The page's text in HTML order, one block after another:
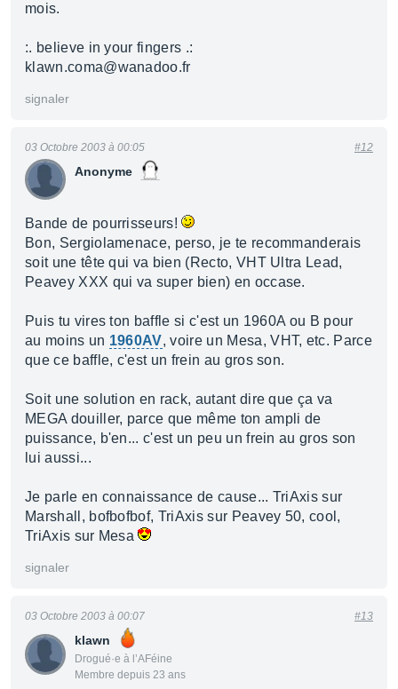
mois.
:. believe in your fingers .:
klawn.coma@wanadoo.fr
signaler
Anonyme
03 Octobre 2003 à 00:05 #12
Bande de pourrisseurs!
Bon, Sergiolamenace, perso, je te recommanderais
soit une tête qui va bien (Recto, VHT Ultra Lead,
Peavey XXX qui va super bien) en occase.
Puis tu vires ton baffle si c'est un 1960A ou B pour
au moins un 1960AV, voire un Mesa, VHT, etc. Parce
que ce baffle, c'est un frein au gros son.
Soit une solution en rack, autant dire que ça va
MEGA douiller, parce que même ton ampli de
puissance, b'en... c'est un peu un frein au gros son
lui aussi...
Je parle en connaissance de cause... TriAxis sur
Marshall, bofbofbof, TriAxis sur Peavey 50, cool,
TriAxis sur Mesa
signaler
klawn
Drogué·e à l’AFéine
Membre depuis 23 ans
03 Octobre 2003 à 00:07 #13